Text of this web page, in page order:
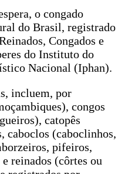
o congado
do Brasil, registrado
Congados e
do Instituto do
Nacional (Iphan).
incluem, por
congos
catopês
caboclos (caboclinhos,
pifeiros,
reinados (côrtes ou